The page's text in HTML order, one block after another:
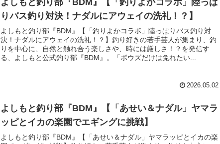
りバス釣り対決！ナダルにアウェイの洗礼！？】
よしもと釣り部『BDM』【「釣りよかコラボ」陸っぱりバス釣り対
決！ナダルにアウェイの洗礼！？】釣り好きの若手芸人が集まり、釣
りを中心に、自然と触れ合う楽しさや、時には厳しさ！？を発信す
る、よしもと公式釣り部『BDM』。「ボウズだけは免れたい...
2026.05.02
よしもと釣り部『BDM』【「あせい＆ナダル」ヤマラ
ッピとイカの楽園でエギングに挑戦】
よしもと釣り部『BDM』【「あせい＆ナダル」ヤマラッピとイカの楽